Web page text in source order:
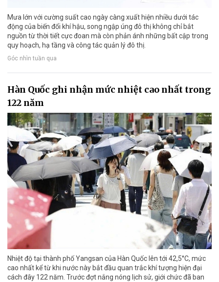
Mưa lớn với cường suất cao ngày càng xuất hiện nhiều dưới tác
động của biến đổi khí hậu, song ngập úng đô thị không chỉ bắt
nguồn từ thời tiết cực đoan mà còn phản ánh những bất cập trong
quy hoạch, hạ tầng và công tác quản lý đô thị.
Góc nhìn tuần qua
Hàn Quốc ghi nhận mức nhiệt cao nhất trong
122 năm
Nhiệt độ tại thành phố Yangsan của Hàn Quốc lên tới 42,5°C, mức
cao nhất kể từ khi nước này bắt đầu quan trắc khí tượng hiện đại
cách đây 122 năm. Trước đợt nắng nóng lịch sử, giới chức đã ban